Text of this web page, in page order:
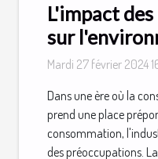
L'impact
sur
sur le tissu
Mardi 27 février 2024
Dans une ère où la
prend une place
consommation,
des préoccupations.